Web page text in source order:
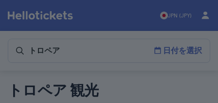
JPN (JPY)
日付を選択
トロペア 観光